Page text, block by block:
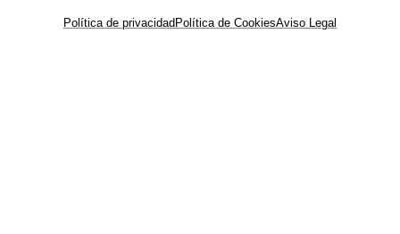
Política de privacidad Política de CookiesAviso Legal